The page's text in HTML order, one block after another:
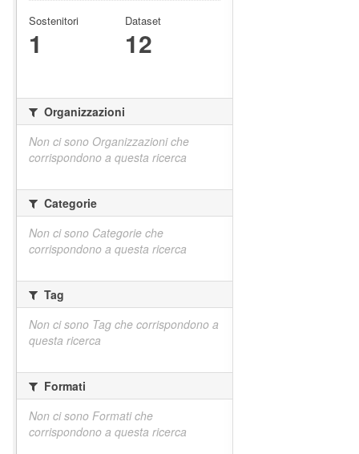
Sostenitori
1
Dataset
12
Organizzazioni
Non ci sono Organizzazioni che
corrispondono a questa ricerca
Categorie
Non ci sono Categorie che
corrispondono a questa ricerca
Tag
Non ci sono Tag che corrispondono a
questa ricerca
Formati
Non ci sono Formati che
corrispondono a questa ricerca